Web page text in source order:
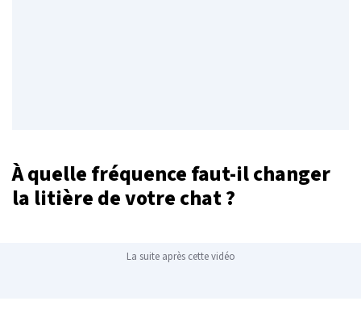
À quelle fréquence faut-il changer
la litière de votre chat ?
La suite après cette vidéo